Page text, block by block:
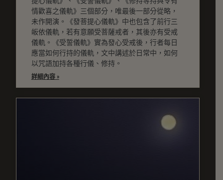
情歡喜之儀軌》三個部分，唯最後一部分從略，
未作開演。《發菩提心儀軌》中也包含了前行三
皈依儀軌，若有意願受菩薩戒者，其後亦有受戒
儀軌。《受誓儀軌》實為發心受戒後，行者每日
應當如何行持的儀軌，文中講述於日常中，如何
以咒語加持各種行儀、修持。
詳細內容 »